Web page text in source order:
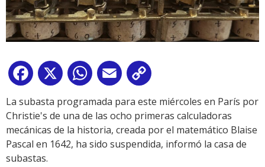
Facebook
X WhatsApp
Email
Link
La subasta programada para este miércoles en París por
Christie's de una de las ocho primeras calculadoras
mecánicas de la historia, creada por el matemático Blaise
Pascal en 1642, ha sido suspendida, informó la casa de
subastas.